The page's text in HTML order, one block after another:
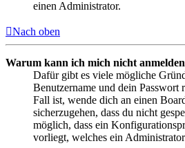
einen Administrator.
Nach oben
Warum kann ich mich nicht
Dafür gibt es viele mögliche
Benutzername und dein Passwort
Fall ist, wende dich an einen
sicherzugehen, dass du nicht
möglich, dass ein
vorliegt, welches ein